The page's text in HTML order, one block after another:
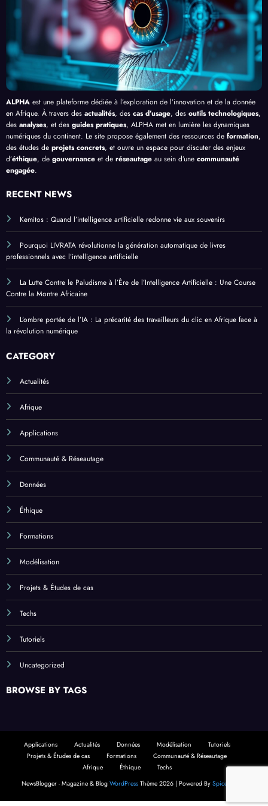
en
Afriq
ue
Bang
ui
ALPHA est une plateforme dédiée à l’exploration de l’innovation et de la donnée
en Afrique. À travers des actualités, des cas d’usage, des outils technologiques,
des analyses, et des guides pratiques, ALPHA met en lumière les dynamiques
numériques du continent. Le site propose également des ressources de formation,
des études de projets concrets, et ouvre un espace pour discuter des enjeux
d’éthique, de gouvernance et de réseautage au sein d’une communauté
engagée.
RECENT NEWS
Kemitos : Quand l’intelligence artificielle redonne vie aux souvenirs
Pourquoi LIVRATA révolutionne la génération automatique de livres
professionnels avec l’intelligence artificielle
La Lutte Contre le Paludisme à l’Ère de l’Intelligence Artificielle : Une Course
Contre la Montre Africaine
L’ombre portée de l’IA : La précarité des travailleurs du clic en Afrique face à
la révolution numérique
CATEGORY
Actualités
Afrique
Applications
Communauté & Réseautage
Données
Éthique
Formations
Modélisation
Projets & Études de cas
Techs
Tutoriels
Uncategorized
BROWSE BY TAGS
Applications Actualités Données Modélisation
Tutoriels
Projets & Études de cas
Formations
Communauté & Réseautage
Afrique
Éthique
Techs
NewsBlogger - Magazine & Blog WordPress Thème 2026 | Powered By SpiceThemes